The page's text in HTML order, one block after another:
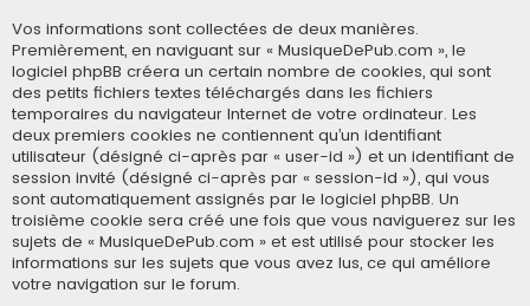
Vos informations sont collectées de deux manières.
Premièrement, en naviguant sur « MusiqueDePub.com », le
logiciel phpBB créera un certain nombre de cookies, qui sont
des petits fichiers textes téléchargés dans les fichiers
temporaires du navigateur Internet de votre ordinateur. Les
deux premiers cookies ne contiennent qu’un identifiant
utilisateur (désigné ci-après par « user-id ») et un identifiant de
session invité (désigné ci-après par « session-id »), qui vous
sont automatiquement assignés par le logiciel phpBB. Un
troisième cookie sera créé une fois que vous naviguerez sur les
sujets de « MusiqueDePub.com » et est utilisé pour stocker les
informations sur les sujets que vous avez lus, ce qui améliore
votre navigation sur le forum.